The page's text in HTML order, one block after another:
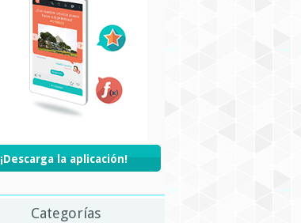
¡Descarga la aplicación!
Categorías